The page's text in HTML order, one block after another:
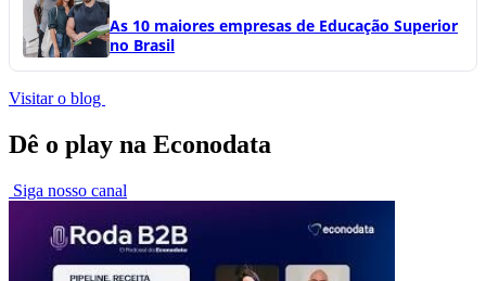
As 10 maiores empresas de Educação Superior
no Brasil
Visitar o blog
Dê o play na Econodata
Siga nosso canal